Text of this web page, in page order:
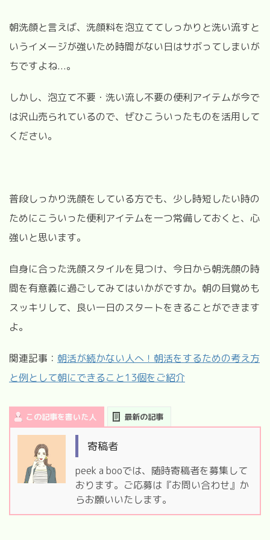
朝洗顔と言えば、洗顔料を泡立ててしっかりと洗い流すと
いうイメージが強いため時間がない日はサボってしまいが
ちですよね...。
しかし、泡立て不要・洗い流し不要の便利アイテムが今で
は沢山売られているので、ぜひこういったものを活用して
ください。
普段しっかり洗顔をしている方でも、少し時短したい時の
ためにこういった便利アイテムを一つ常備しておくと、心
強いと思います。
自身に合った洗顔スタイルを見つけ、今日から朝洗顔の時
間を有意義に過ごしてみてはいかがですか。朝の目覚めも
スッキリして、良い一日のスタートをきることができます
よ。
関連記事： 朝活が続かない人へ！朝活をするための考え方
と例として朝にできること13個をご紹介
この記事を書いた人 最新の記事
寄稿者
peek a booでは、随時寄稿者を募集して
おります。ご応募は『お問い合わせ』か
らお願いいたします。